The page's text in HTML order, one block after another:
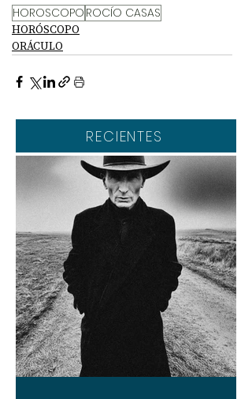
HOROSCOPO ROCÍO CASAS
HORÓSCOPO
ORÁCULO
RECIENTES